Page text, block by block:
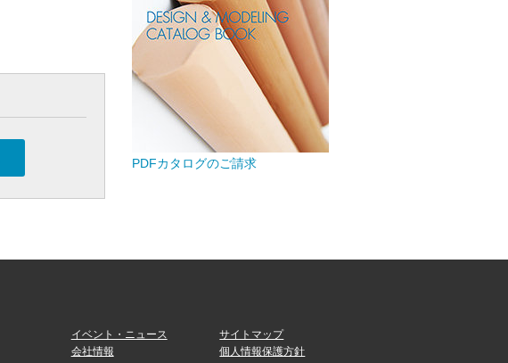
PDFカタログのご請求
イベント・ニュース
会社情報
サイトマップ
個人情報保護方針